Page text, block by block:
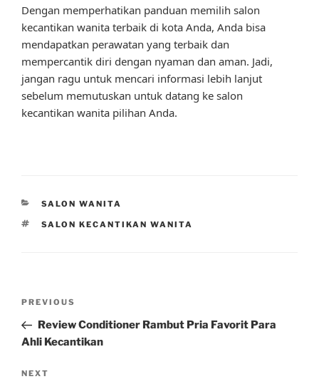
Dengan memperhatikan panduan memilih salon
kecantikan wanita terbaik di kota Anda, Anda bisa
mendapatkan perawatan yang terbaik dan
mempercantik diri dengan nyaman dan aman. Jadi,
jangan ragu untuk mencari informasi lebih lanjut
sebelum memutuskan untuk datang ke salon
kecantikan wanita pilihan Anda.
CATEGORIES
SALON WANITA
TAGS
SALON KECANTIKAN WANITA
Previous
Post
PREVIOUS
Review Conditioner Rambut Pria Favorit Para
Ahli Kecantikan
Next
NEXT